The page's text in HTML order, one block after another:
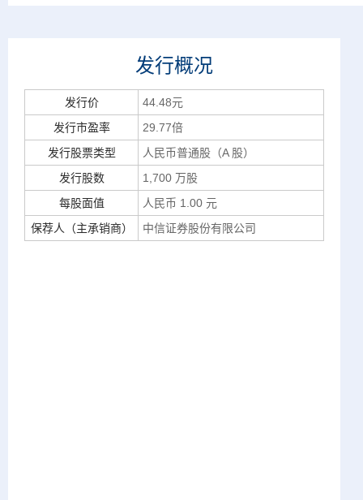
发行概况
发行价
44.48元
发行市盈率
29.77倍
发行股票类型
人民币普通股（A 股）
发行股数
1,700 万股
每股面值
人民币 1.00 元
保荐人（主承销商）
中信证券股份有限公司